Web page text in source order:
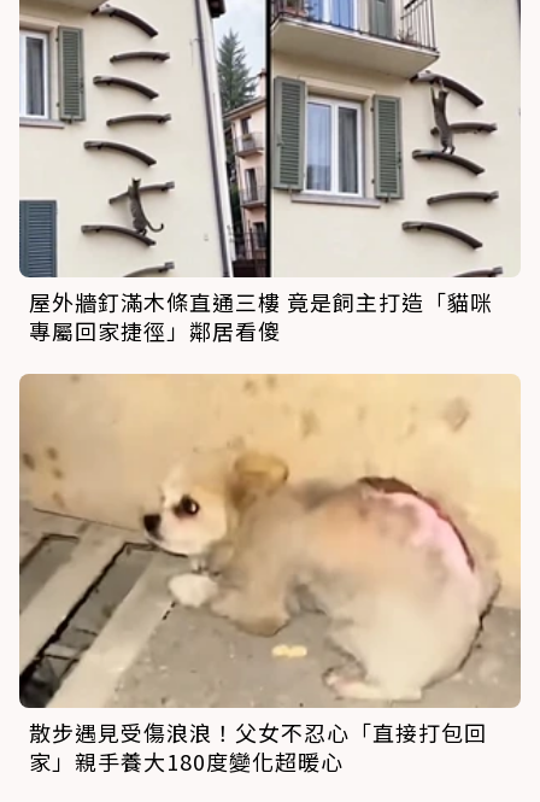
屋外牆釘滿木條直通三樓 竟是飼主打造「貓咪
專屬回家捷徑」鄰居看傻
散步遇見受傷浪浪！父女不忍心「直接打包回
家」親手養大180度變化超暖心